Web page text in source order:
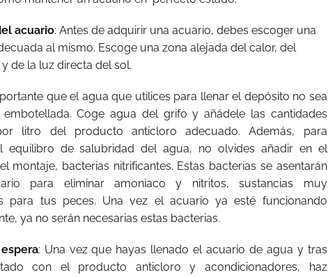
acuario: Antes de adquirir una acuario, debes escoger una
al mismo. Escoge una zona alejada del calor, del
de la luz directa del sol.
que el agua que utilices para llenar el depósito no sea
embotellada. Coge agua del grifo y añádele las cantidades
litro del producto anticloro adecuado. Además, para
equilibro de salubridad del agua, no olvides añadir en el
montaje, bacterias nitrificantes. Estas bacterias se asentarán
para eliminar amoniaco y nitritos, sustancias muy
para tus peces. Una vez el acuario ya esté funcionando
ya no serán necesarias estas bacterias.
: Una vez que hayas llenado el acuario de agua y tras
con el producto anticloro y acondicionadores, haz